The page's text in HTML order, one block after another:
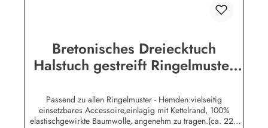
Bretonisches Dreiecktuch
Halstuch gestreift Ringelmuster
Passend zu allen Ringelmuster - Hemden:vielseitig
einsetzbares Accessoire,einlagig mit Kettelrand, 100%
elastischgewirkte Baumwolle, angenehm zu tragen.(ca. 225